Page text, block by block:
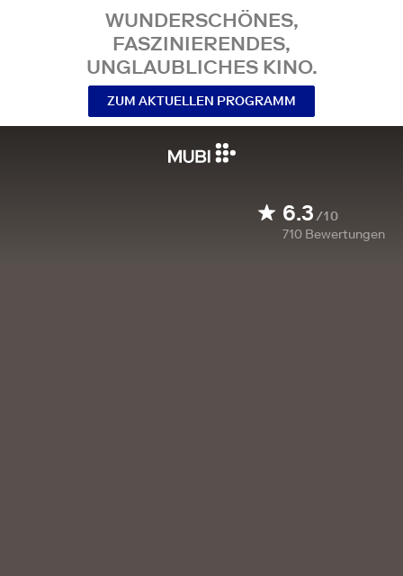
WUNDERSCHÖNES,
FASZINIERENDES,
UNGLAUBLICHES KINO.
ZUM AKTUELLEN PROGRAMM
6.3/10
710 Bewertungen